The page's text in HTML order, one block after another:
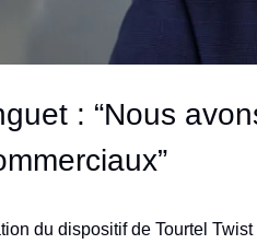
: “Nous
du dispositif de Tourtel